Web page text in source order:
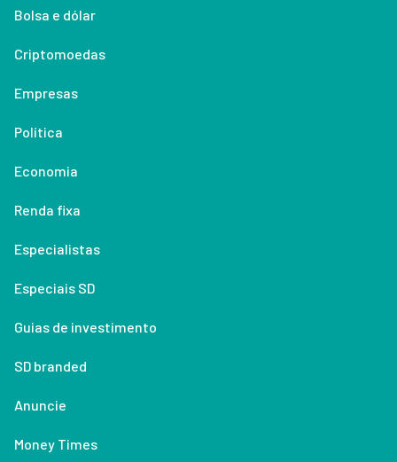
Bolsa e dólar
Criptomoedas
Empresas
Política
Economia
Renda fixa
Especialistas
Especiais SD
Guias de investimento
SD branded
Anuncie
Money Times